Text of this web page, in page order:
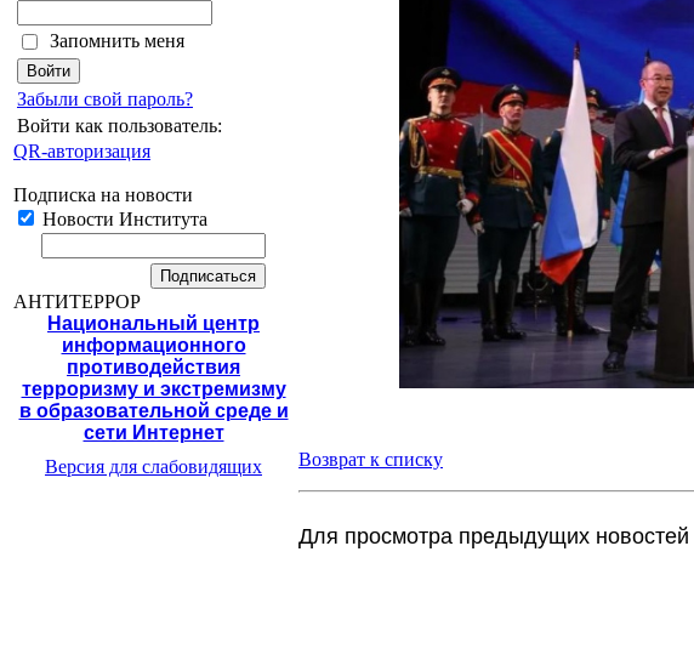
Запомнить меня
Забыли свой пароль?
Войти как пользователь:
QR-авторизация
Подписка на новости
Новости Института
АНТИТЕРРОР
Национальный центр
информационного
противодействия
терроризму и экстремизму
в образовательной среде и
сети Интернет
Версия для слабовидящих
Возврат к списку
Для просмотра предыдущих новостей